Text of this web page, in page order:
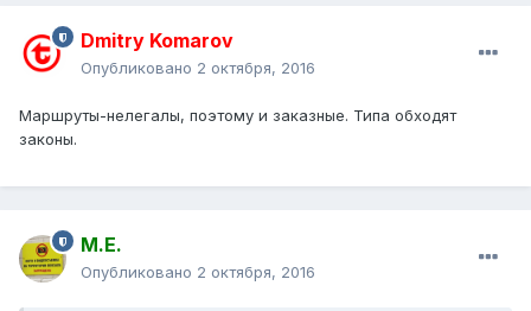
Dmitry Komarov
Опубликовано 2 октября, 2016
Маршруты-нелегалы, поэтому и заказные. Типа обходят
законы.
М.Е.
Опубликовано 2 октября, 2016